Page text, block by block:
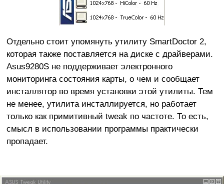
Отдельно стоит упомянуть утилиту SmartDoctor 2,
которая также поставляется на диске с драйверами.
Asus9280S не поддерживает электронного
мониторинга состояния карты, о чем и сообщает
инсталлятор во время установки этой утилиты. Тем
не менее, утилита инсталлируется, но работает
только как примитивный tweak по частоте. То есть,
смысл в использовании программы практически
пропадает.